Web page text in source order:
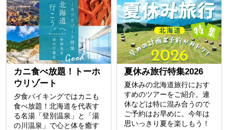
カニ食べ放題！トーホ
ウリゾート
夕食バイキングではカニも
食べ放題！北海道を代表す
る名湯「登別温泉」と「湯
の川温泉」で心と体を癒す
夏休み旅行特集2026
夏休みの北海道旅行におす
すめのツアーをご紹介。連
休などは特に混み合うので
ご予約はお早めに。今年は
思いっきり夏を楽しもう！